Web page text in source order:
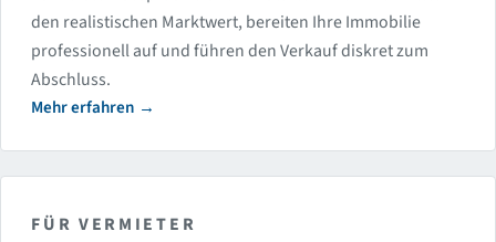
den realistischen Marktwert, bereiten Ihre Immobilie
professionell auf und führen den Verkauf diskret zum
Abschluss.
Mehr erfahren
FÜR VERMIETER